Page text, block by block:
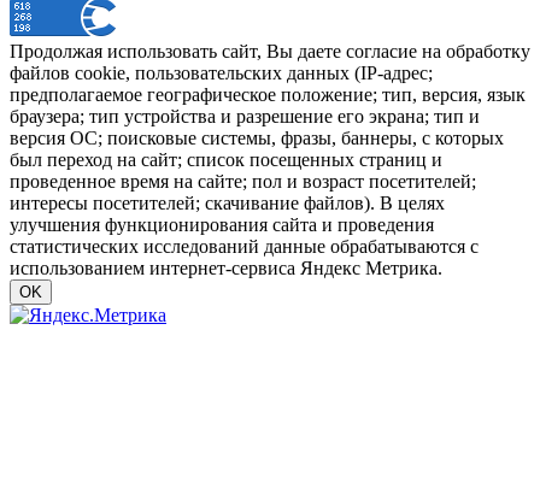
Продолжая использовать сайт, Вы даете согласие на обработку
файлов cookie, пользовательских данных (IP-адрес;
предполагаемое географическое положение; тип, версия, язык
браузера; тип устройства и разрешение его экрана; тип и
версия ОС; поисковые системы, фразы, баннеры, с которых
был переход на сайт; список посещенных страниц и
проведенное время на сайте; пол и возраст посетителей;
интересы посетителей; скачивание файлов). В целях
улучшения функционирования сайта и проведения
статистических исследований данные обрабатываются с
использованием интернет-сервиса Яндекс Метрика.
OK